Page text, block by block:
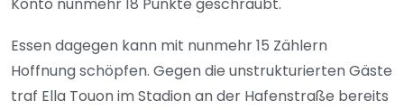
Konto nunmehr 18 Punkte geschraubt.
Essen dagegen kann mit nunmehr 15 Zählern
Hoffnung schöpfen. Gegen die unstrukturierten Gäste
traf Ella Touon im Stadion an der Hafenstraße bereits